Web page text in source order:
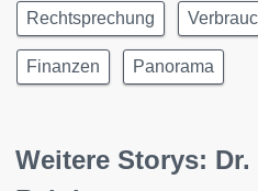
Rechtsprechung
Finanzen Panorama
Weitere Storys: Dr.